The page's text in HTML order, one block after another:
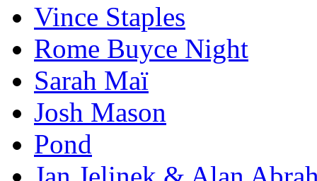
Vince Staples
Rome Buyce Night
Sarah Maï
Josh Mason
Pond